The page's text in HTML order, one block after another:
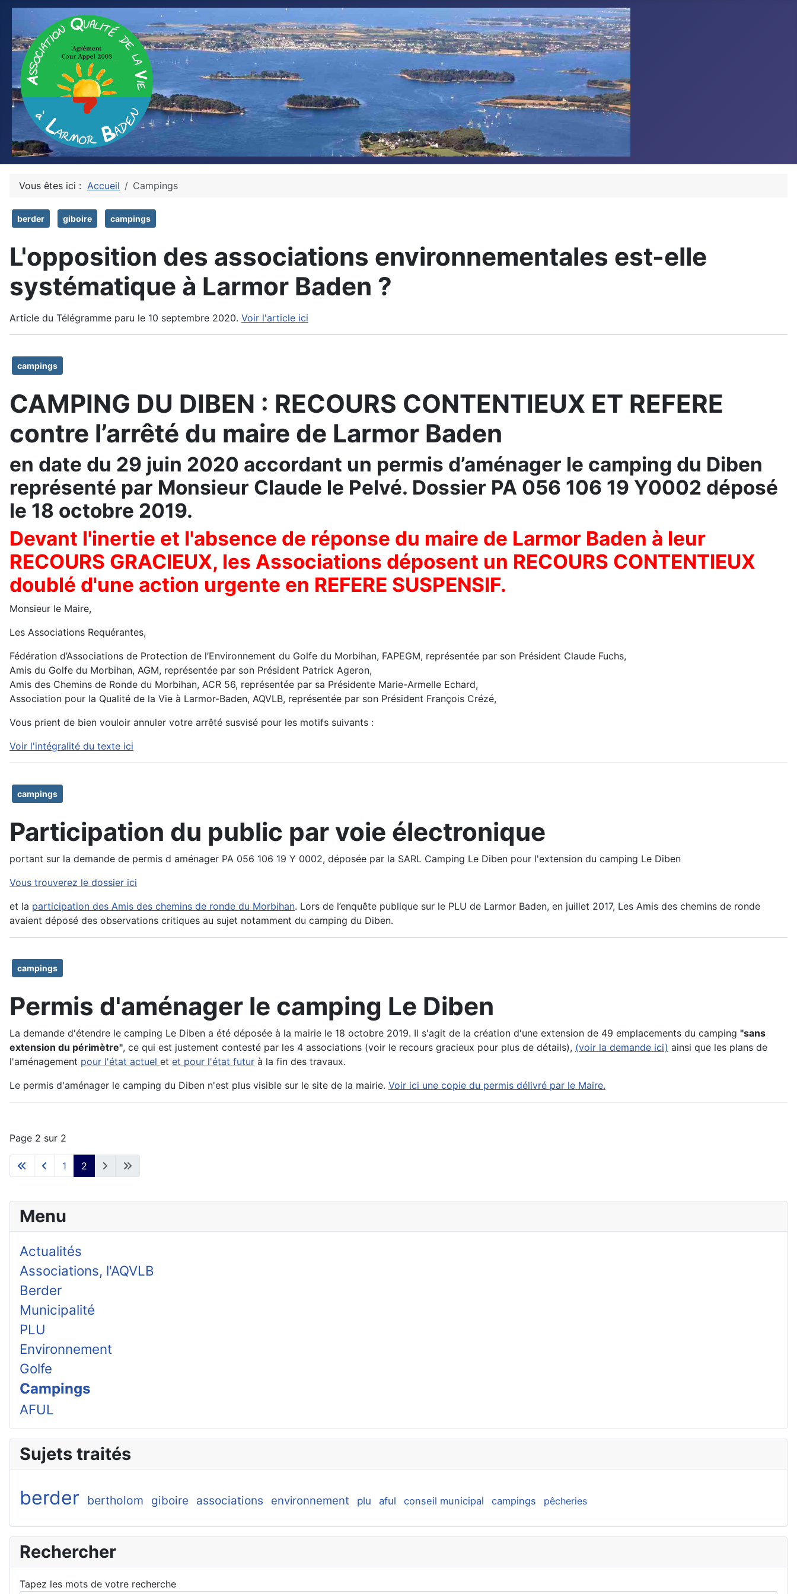
Vous êtes ici : Accueil Campings
berder giboire campings
L'opposition des associations environnementales est-elle
systématique à Larmor Baden ?
Article du Télégramme paru le 10 septembre 2020. Voir l'article ici
campings
CAMPING DU DIBEN : RECOURS CONTENTIEUX ET REFERE
contre l’arrêté du maire de Larmor Baden
en date du 29 juin 2020 accordant un permis d’aménager le camping du Diben
représenté par Monsieur Claude le Pelvé. Dossier PA 056 106 19 Y0002 déposé
le 18 octobre 2019.
Devant l'inertie et l'absence de réponse du maire de Larmor Baden à leur
RECOURS GRACIEUX, les Associations déposent un RECOURS CONTENTIEUX
doublé d'une action urgente en REFERE SUSPENSIF.
Monsieur le Maire,
Les Associations Requérantes,
Fédération d’Associations de Protection de l’Environnement du Golfe du Morbihan, FAPEGM, représentée par son Président Claude Fuchs,
Amis du Golfe du Morbihan, AGM, représentée par son Président Patrick Ageron,
Amis des Chemins de Ronde du Morbihan, ACR 56, représentée par sa Présidente Marie-Armelle Echard,
Association pour la Qualité de la Vie à Larmor-Baden, AQVLB, représentée par son Président François Crézé,
Vous prient de bien vouloir annuler votre arrêté susvisé pour les motifs suivants :
Voir l'intégralité du texte ici
campings
Participation du public par voie électronique
portant sur la demande de permis d aménager PA 056 106 19 Y 0002, déposée par la SARL Camping Le Diben pour l'extension du camping Le Diben
Vous trouverez le dossier ici
et la participation des Amis des chemins de ronde du Morbihan. Lors de l’enquête publique sur le PLU de Larmor Baden, en juillet 2017, Les Amis des chemins de ronde
avaient déposé des observations critiques au sujet notamment du camping du Diben.
campings
Permis d'aménager le camping Le Diben
La demande d'étendre le camping Le Diben a été déposée à la mairie le 18 octobre 2019. Il s'agit de la création d'une extension de 49 emplacements du camping "sans
extension du périmètre", ce qui est justement contesté par les 4 associations (voir le recours gracieux pour plus de détails), (voir la demande ici) ainsi que les plans de
l'aménagement pour l'état actuel et et pour l'état futur à la fin des travaux.
Le permis d'aménager le camping du Diben n'est plus visible sur le site de la mairie. Voir ici une copie du permis délivré par le Maire.
Page 2 sur 2
1 2
Menu
Actualités
Associations, l'AQVLB
Berder
Municipalité
PLU
Environnement
Golfe
Campings
AFUL
Sujets traités
berder bertholom giboire associations environnement plu aful conseil municipal campings pêcheries
Rechercher
Tapez les mots de votre recherche